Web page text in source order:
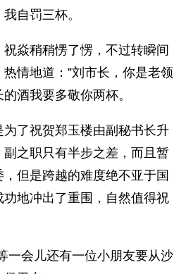
自罚三杯。
焱稍稍愣了愣，不过转瞬间
情地道：”刘市长，你是老领
酒我要多敬你两杯。
了祝贺郑玉楼由副秘书长升
之职只有半步之差，而且暂
但是跨越的难度绝不亚于国
地冲出了重围，自然值得祝
一会儿还有一位小朋友要从沙